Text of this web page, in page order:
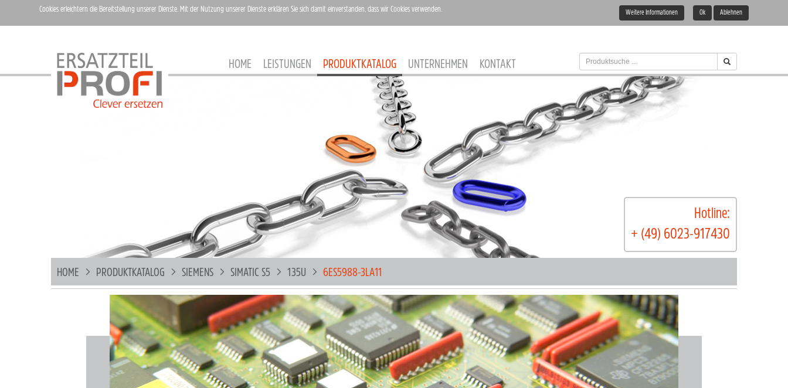
HOME LEISTUNGEN PRODUKTKATALOG UNTERNEHMEN KONTAKT
Hotline:
+ (49) 6023-917430
HOME PRODUKTKATALOG SIEMENS SIMATIC S5 135U 6ES5988-3LA11
Cookies erleichtern die Bereitstellung unserer Dienste. Mit der Nutzung unserer Dienste erklären Sie sich damit einverstanden, dass wir Cookies verwenden. Weitere Informationen Ok Ablehnen